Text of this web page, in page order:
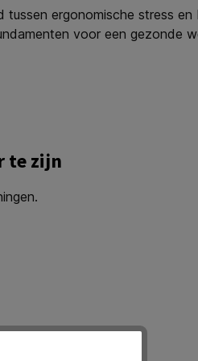
ergonomische stress
voor een gezonde
te zijn